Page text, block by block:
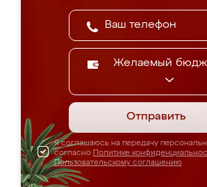
Желаемый
Отправить
Я соглашаюсь на передачу
согласно Политике
Пользовательскому соглашению